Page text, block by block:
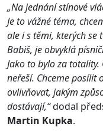
„Na jednání stínové
Je to vážné téma,
ale i s těmi, kterých se
Babiš, je obvyklá
Jako to bylo za totality.
neřeší. Chceme posílit
ovlivňovat, jakým
dostávají,“dodal
Martin Kupka.